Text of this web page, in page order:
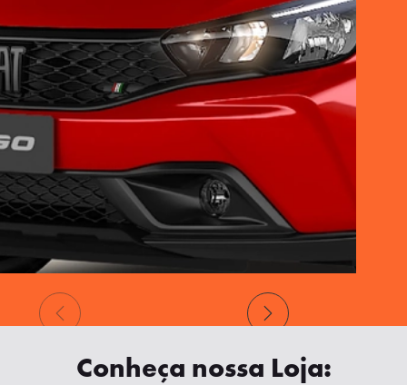
Conheça nossa Loja: